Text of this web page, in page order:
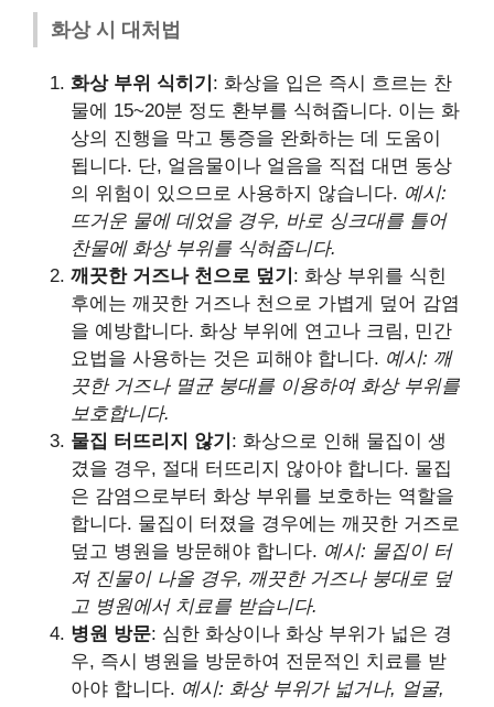
화상 시 대처법
화상 부위 식히기 : 화상을 입은 즉시 흐르는 찬
물에 15~20분 정도 환부를 식혀줍니다. 이는 화
상의 진행을 막고 통증을 완화하는 데 도움이
됩니다. 단, 얼음물이나 얼음을 직접 대면 동상
의 위험이 있으므로 사용하지 않습니다. 예시:
뜨거운 물에 데었을 경우, 바로 싱크대를 틀어
찬물에 화상 부위를 식혀줍니다.
깨끗한 거즈나 천으로 덮기 : 화상 부위를 식힌
후에는 깨끗한 거즈나 천으로 가볍게 덮어 감염
을 예방합니다. 화상 부위에 연고나 크림, 민간
요법을 사용하는 것은 피해야 합니다. 예시: 깨
끗한 거즈나 멸균 붕대를 이용하여 화상 부위를
보호합니다.
물집 터뜨리지 않기 : 화상으로 인해 물집이 생
겼을 경우, 절대 터뜨리지 않아야 합니다. 물집
은 감염으로부터 화상 부위를 보호하는 역할을
합니다. 물집이 터졌을 경우에는 깨끗한 거즈로
덮고 병원을 방문해야 합니다. 예시: 물집이 터
져 진물이 나올 경우, 깨끗한 거즈나 붕대로 덮
고 병원에서 치료를 받습니다.
병원 방문: 심한 화상이나 화상 부위가 넓은 경
우, 즉시 병원을 방문하여 전문적인 치료를 받
아야 합니다. 예시: 화상 부위가 넓거나, 얼굴,